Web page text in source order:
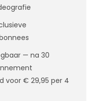
— na 30
voor € 29,95 per 4